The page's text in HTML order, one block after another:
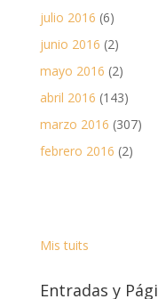
julio 2016 (6)
junio 2016 (2)
mayo 2016 (2)
abril 2016 (143)
marzo 2016 (307)
febrero 2016 (2)
Mis tuits
Entradas y